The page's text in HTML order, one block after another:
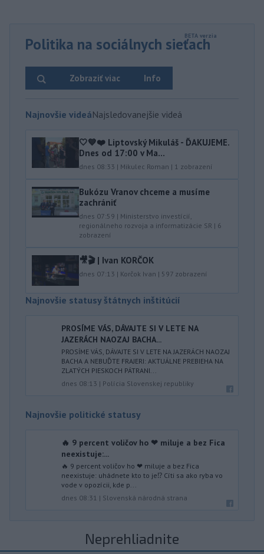
Politika na sociálnych sieťach
Info
Zobraziť viac
Najnovšie videáNajsledovanejšie videá
🤍💙❤️ Liptovský Mikuláš - ĎAKUJEME.
Dnes od 17:00 v Ma...
dnes 08:33 | Mikulec Roman | 1 zobrazení
Bukózu Vranov chceme a musíme
zachrániť
dnes 07:59 | Ministerstvo investícií,
regionálneho rozvoja a informatizácie SR | 6
zobrazení
🎥🎬 | Ivan KORČOK
dnes 07:13 | Korčok Ivan | 597 zobrazení
Najnovšie statusy štátnych inštitúcií
PROSÍME VÁS, DÁVAJTE SI V LETE NA
JAZERÁCH NAOZAJ BACHA...
PROSÍME VÁS, DÁVAJTE SI V LETE NA JAZERÁCH NAOZAJ
BACHA A NEBUĎTE FRAJERI: AKTUÁLNE PREBIEHA NA
ZLATÝCH PIESKOCH PÁTRANI...
dnes 08:13 | Polícia Slovenskej republiky
Najnovšie politické statusy
🔥 9 percent voličov ho ❤ miluje a bez Fica
neexistuje:...
🔥 9 percent voličov ho ❤ miluje a bez Fica
neexistuje: uhádnete kto to je⁉️ Cíti sa ako ryba vo
vode v opozícii, kde p...
dnes 08:31 | Slovenská národná strana
Neprehliadnite